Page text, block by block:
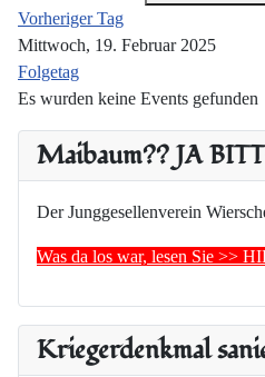
Maibaum?? JA
Der Junggesellenverein
Was da los war, lesen Sie >>
Kriegerdenkmal
Vorheriger Tag
Mittwoch, 19. Februar 2025
Folgetag
Es wurden keine Events gefunden